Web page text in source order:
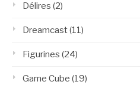
Délires (2)
Dreamcast(11)
Figurines (24)
Game Cube (19)